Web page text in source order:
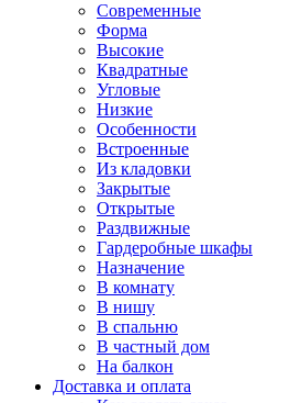
Современные
Форма
Высокие
Квадратные
Угловые
Низкие
Особенности
Встроенные
Из кладовки
Закрытые
Открытые
Раздвижные
Гардеробные шкафы
Назначение
В комнату
В нишу
В спальню
В частный дом
На балкон
Доставка и оплата